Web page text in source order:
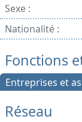
Sexe :
Nationalité :
Fonctions
Entreprises et
Réseau